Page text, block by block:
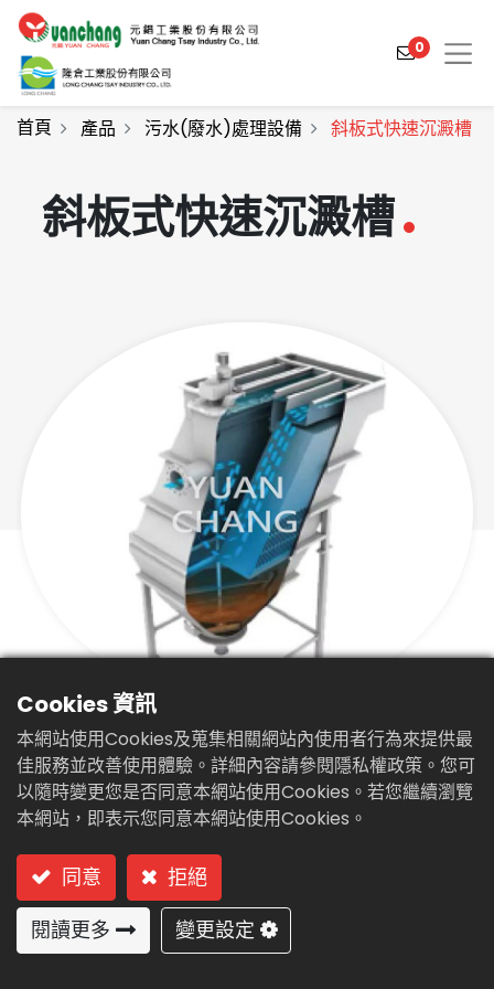
產品介紹
繁體中文
0
首頁 產品 污水(廢水)處理設備 斜板式快速沉澱槽
斜板式快速沉澱槽
斜板式快速沉澱槽(DAT-5)
型號: DAT-5 斜板式快速沉澱槽
Cookies 資訊
本網站使用Cookies及蒐集相關網站內使用者行為來提供最
佳服務並改善使用體驗。詳細內容請參閱隱私權政策。您可
以隨時變更您是否同意本網站使用Cookies。若您繼續瀏覽
本網站，即表示您同意本網站使用Cookies。
同意
拒絕
閱讀更多
變更設定